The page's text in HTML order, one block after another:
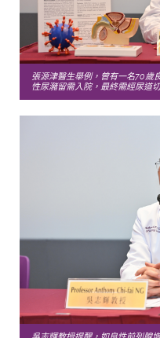
張源津醫生舉例，曾有一名70歲
性尿瀦留需入院，最終需經尿道